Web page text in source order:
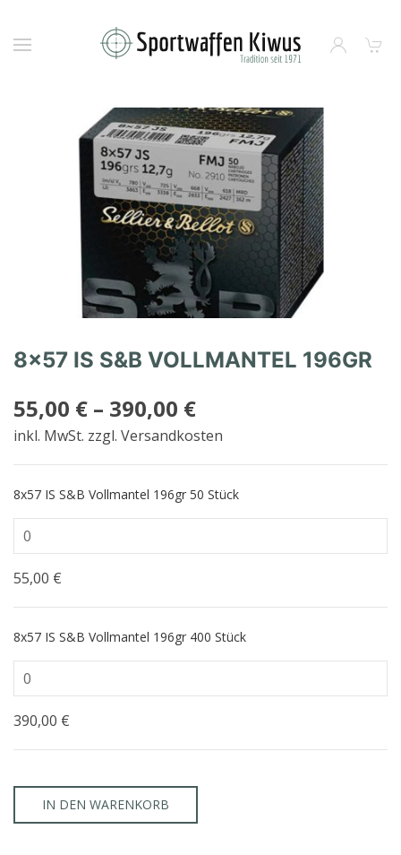
8×57 IS S&B VOLLMANTEL 196GR
55,00 € – 390,00 €
inkl. MwSt. zzgl. Versandkosten
8x57 IS S&B Vollmantel 196gr 50 Stück
55,00 €
8x57 IS S&B Vollmantel 196gr 400 Stück
390,00 €
IN DEN WARENKORB